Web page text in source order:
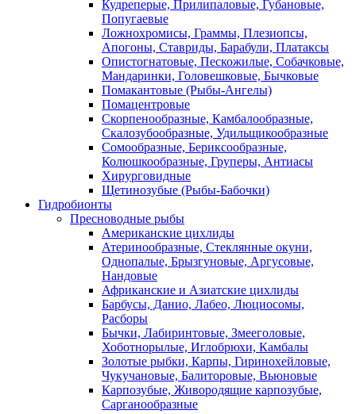
Кудреперые, Прилипаловые, Губановые,
Попугаевые
Ложнохромисы, Граммы, Плезиопсы,
Апогоны, Ставриды, Барабули, Платаксы
Опистогнатовые, Пескожилые, Собачковые,
Мандаринки, Головешковые, Бычковые
Помакантовые (Рыбы-Ангелы)
Помацентровые
Скорпенообразные, Камбалообразные,
Скалозубообразные, Удильщикообразные
Сомообразные, Бериксообразные,
Колюшкообразные, Груперы, Антиасы
Хирурговидные
Щетинозубые (Рыбы-Бабочки)
Гидробионты
Пресноводные рыбы
Американские цихлиды
Атеринообразные, Стеклянные окуни,
Однопалые, Брызгуновые, Аргусовые,
Нандовые
Африканские и Азиатские цихлиды
Барбусы, Данио, Лабео, Люциосомы,
Расборы
Бычки, Лабиринтовые, Змееголовые,
Хоботнорылые, Иглобрюхи, Камбалы
Золотые рыбки, Карпы, Гиринохейловые,
Чукучановые, Балиторовые, Вьюновые
Карпозубые, Живородящие карпозубые,
Сарганообразные